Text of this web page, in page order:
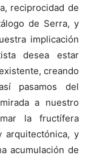
reciprocidad de
de Serra, y
implicación
desea estar
creando
pasamos del
a nuestro
la fructífera
arquitectónica, y
acumulación de